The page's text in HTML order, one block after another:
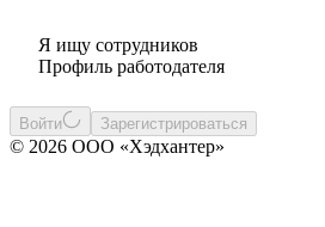
Я ищу сотрудников
Профиль работодателя
Войти Зарегистрироваться
© 2026 ООО «Хэдхантер»